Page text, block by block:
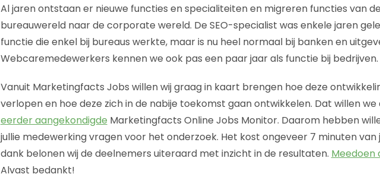
Al jaren ontstaan er nieuwe functies en specialiteiten en migreren functies van de
bureauwereld naar de corporate wereld. De SEO-specialist was enkele jaren
functie die enkel bij bureaus werkte, maar is nu heel normaal bij banken en
Webcaremedewerkers kennen we ook pas een paar jaar als functie bij bedrijven.
Vanuit Marketingfacts Jobs willen wij graag in kaart brengen hoe deze
verlopen en hoe deze zich in de nabije toekomst gaan ontwikkelen. Dat willen we
eerder aangekondigde Marketingfacts Online Jobs Monitor. Daarom hebben
jullie medewerking vragen voor het onderzoek. Het kost ongeveer 7 minuten van
dank belonen wij de deelnemers uiteraard met inzicht in de resultaten. Meedoen
Alvast bedankt!